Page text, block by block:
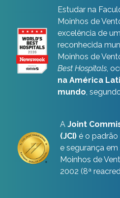
Estudar na
Moinhos de
excelência de
reconhecida
Moinhos de
Best Hospitals,
na América
mundo,
A Joint
(JCI) é o
e segurança
Moinhos de
2002 (8ª